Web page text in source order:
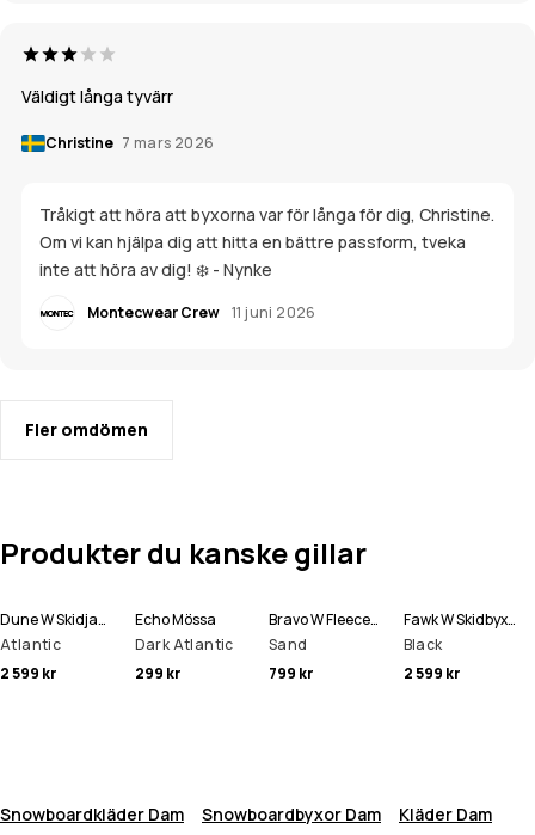
Väldigt långa tyvärr
Christine 7 mars 2026
Tråkigt att höra att byxorna var för långa för dig, Christine.
Om vi kan hjälpa dig att hitta en bättre passform, tveka
inte att höra av dig! ❄️ - Nynke
Montecwear Crew 11 juni 2026
Fler omdömen
Produkter du kanske gillar
Dune W Skidjacka Kvinna
Atlantic
2 599 kr
Echo Mössa
Dark Atlantic
299 kr
Bravo W Fleecetröja Kvinna
Sand
799 kr
Fawk W Skidbyxa Kvinna
Black
2 599 kr
Snowboardkläder Dam Snowboardbyxor Dam Kläder Dam